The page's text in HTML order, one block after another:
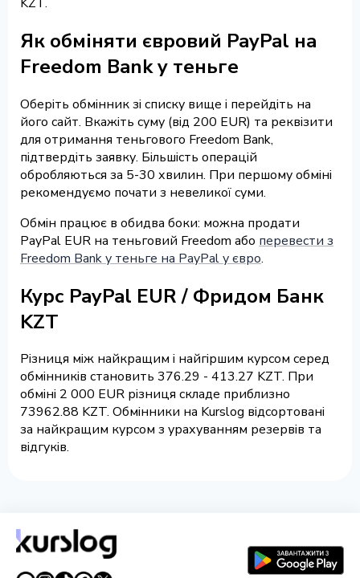
Як обміняти євровий PayPal на
Freedom Bank у теньге
Оберіть обмінник зі списку вище і перейдіть на
його сайт. Вкажіть суму (від 200 EUR) та реквізити
для отримання теньгового Freedom Bank,
підтвердіть заявку. Більшість операцій
обробляються за 5-30 хвилин. При першому обміні
рекомендуємо почати з невеликої суми.
Обмін працює в обидва боки: можна продати
PayPal EUR на теньговий Freedom або перевести з
Freedom Bank у теньге на PayPal у євро.
Курс PayPal EUR / Фридом Банк
KZT
Різниця між найкращим і найгіршим курсом серед
обмінників становить 376.29 - 413.27 KZT. При
обміні 2 000 EUR різниця складе приблизно
73962.88 KZT. Обмінники на Kurslog відсортовані
за найкращим курсом з урахуванням резервів та
відгуків.